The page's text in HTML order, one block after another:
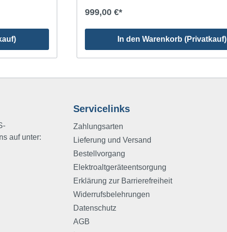
999,00 €*
In den Warenkorb (Privatkauf)
auf unter:
Servicelinks
Zahlungsarten
Lieferung und Versand
Bestellvorgang
Elektroaltgeräteentsorgung
Erklärung zur Barrierefreiheit
Widerrufsbelehrungen
Datenschutz
AGB